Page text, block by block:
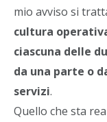
mio avviso si
cultura
ciascuna delle
da una parte o
servizi.
Quello che sta